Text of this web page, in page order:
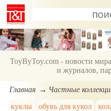
ToyByToy.com - новости
и журналов,
Главная Частные
куклы
обувь для кукол